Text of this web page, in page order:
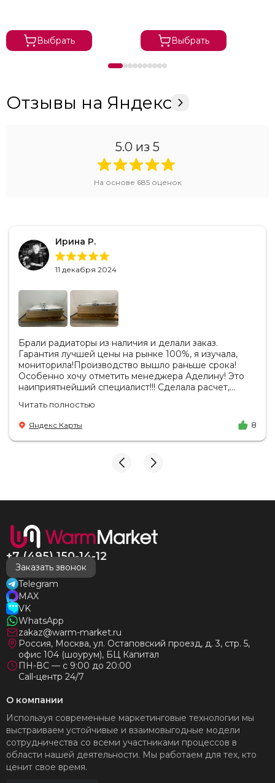
Выбрать Выбрать
Отзывы на Яндекс
5.0 из 5
На основе 685оценок
Ирина Р.
11 декабря 2024
Брали радиаторы из наличия и делали заказ.
Гарантия лучшей цены на рынке 100%, я изучала,
мониторила!Производство вышло раньше срока!
Особенно хочу отметить менеджера Аделину! Это
наиприятнейший специалист!!! Сделала расчет,
цену. Всегда на связи, на все вопросы есть ответы.
Доставка на удобный день, удобное время! Никаких
замечаний, только бесконечное удовольствие от
взаимодействия с ней. Вот это я понимаю - ЛИЦО
И надеюсь наши чудесные радиаторы будут греть
Читать полностью
Яндекс Карты 8
+7 (495) 150-14-12
Заказать звонок
Telegram
MAX
VK
WhatsApp
zakaz@warm-market.ru
Россия, Москва, ул. Остаповский проезд, д. 3, стр. 5,
офис 104 (шоурум), БЦ Капитал
ПН-ВС — с 9:00 до 20:00
Call-центр 24/7
О компании
Используя современные маркетинговые технологии мы
выстраиваем устойчивые и взаимовыгодные модели
сотрудничества со всеми участниками процессов в
области нашей деятельности. Мы работаем для тех, кто
ценит свое время.